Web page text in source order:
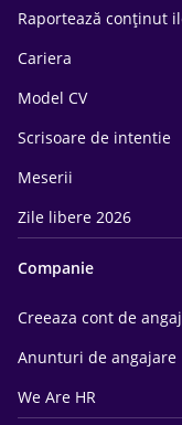
Raportează conținut
Cariera
Model CV
Scrisoare de intentie
Meserii
Zile libere 2026
Companie
Creeaza cont de
Anunturi de angajare
We Are HR